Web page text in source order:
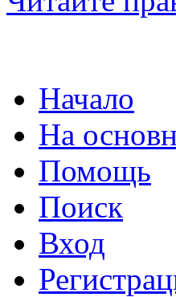
Начало
На
Помощь
Поиск
Вход